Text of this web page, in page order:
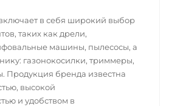
в себя широкий выбор
таких как дрели,
машины, пылесосы, а
газонокосилки, триммеры,
Продукция бренда известна
высокой
и удобством в